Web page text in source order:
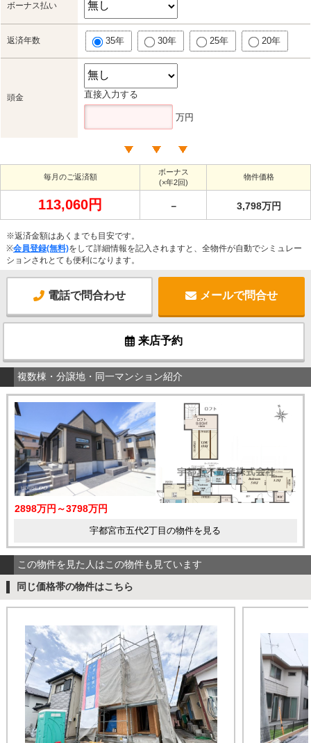
ボーナス払い
返済年数 35年 30年 25年 20年
頭金 直接入力する
万円
毎月のご返済額
ボーナス
(×年2回)
物件価格
113,060円 － 3,798万円
※返済金額はあくまでも目安です。
※会員登録(無料)をして詳細情報を記入されますと、全物件が自動でシミュレー
ションされとても便利になります。
電話で問合わせ メールで問合せ
来店予約
複数棟・分譲地・同一マンション紹介
2898万円～3798万円
宇都宮市五代2丁目の物件を見る
この物件を見た人はこの物件も見ています
同じ価格帯の物件はこちら